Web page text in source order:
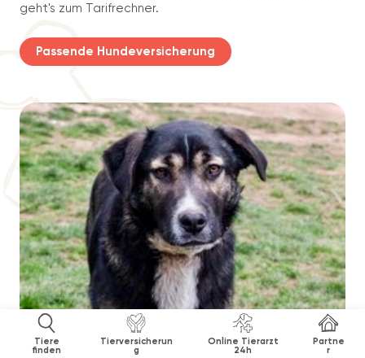
Tiere
finden
Tierversicherun
g
Online Tierarzt
24h
Partne
r
geht's zum Tarifrechner.
Passende Hundeversicherung